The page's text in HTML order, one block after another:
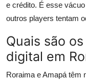
e crédito. É esse
outros players tentam
Quais são
digital em
Roraima e Amapá têm